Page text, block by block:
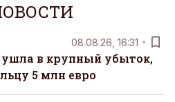
08.08.26, 16:31
ушла в крупный убыток,
5 млн евро